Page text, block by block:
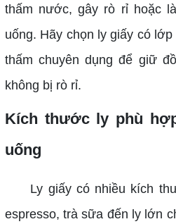
thấm nước, gây rò rỉ hoặc
uống. Hãy chọn ly giấy có
thấm chuyên dụng để giữ
không bị rò rỉ.
Kích thước ly phù
uống
Ly giấy có nhiều kích
espresso, trà sữa đến ly lớn